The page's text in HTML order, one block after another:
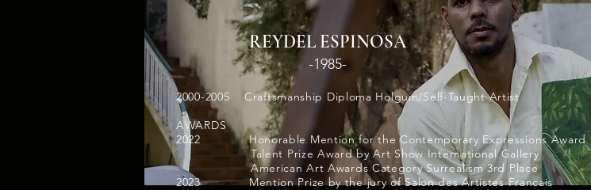
REYDEL ESPINOSA
-1985-
2000-2005 Craftsmanship Diploma Holguin/Self-Taught Artist
AWARDS
2022 Honorable Mention for the Contemporary Expressions Award
Talent Prize Award by Art Show International Gallery
American Art Awards Category Surrealism 3rd Place
2023 Mention Prize by the jury of Salon des Artistes Francais